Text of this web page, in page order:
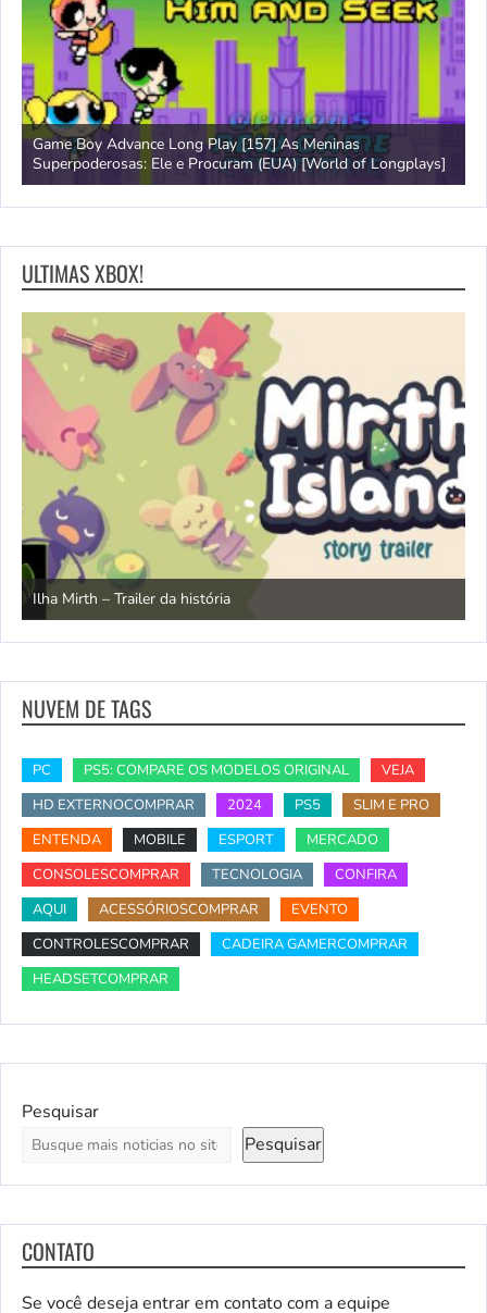
Game Boy Advance Long Play [157] As Meninas
Superpoderosas: Ele e Procuram (EUA) [World of Longplays]
ULTIMAS XBOX!
Ilha Mirth – Trailer da história
NUVEM DE TAGS
PC PS5: COMPARE OS MODELOS ORIGINAL
VEJA
HD EXTERNOCOMPRAR
2024 PS5
SLIM E PRO
ENTENDA
MOBILE ESPORT
MERCADO
CONSOLESCOMPRAR
TECNOLOGIA
CONFIRA
AQUI
ACESSÓRIOSCOMPRAR
EVENTO
CONTROLESCOMPRAR
CADEIRA GAMERCOMPRAR
HEADSETCOMPRAR
Pesquisar
Pesquisar
CONTATO
Se você deseja entrar em contato com a equipe